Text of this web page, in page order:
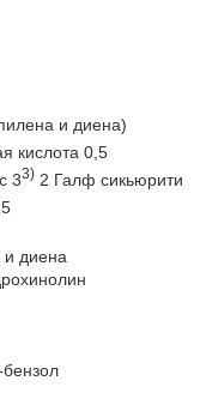
и диена)
кислота 0,5
33)2 Галф сикьюрити
диена